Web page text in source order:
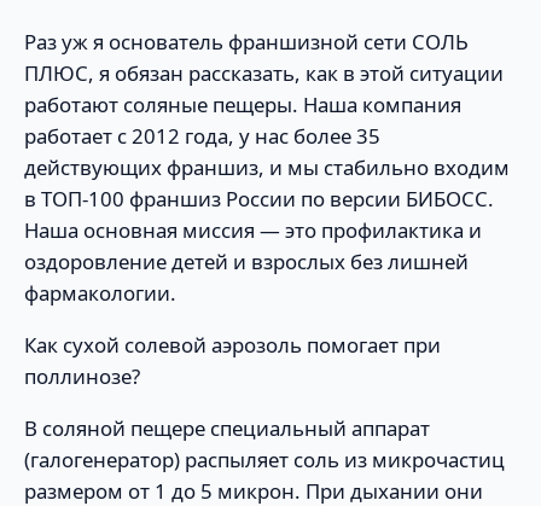
Раз уж я основатель франшизной сети СОЛЬ
ПЛЮС, я обязан рассказать, как в этой ситуации
работают соляные пещеры. Наша компания
работает с 2012 года, у нас более 35
действующих франшиз, и мы стабильно входим
в ТОП-100 франшиз России по версии БИБОСС.
Наша основная миссия — это профилактика и
оздоровление детей и взрослых без лишней
фармакологии.
Как сухой солевой аэрозоль помогает при
поллинозе?
В соляной пещере специальный аппарат
(галогенератор) распыляет соль из микрочастиц
размером от 1 до 5 микрон. При дыхании они